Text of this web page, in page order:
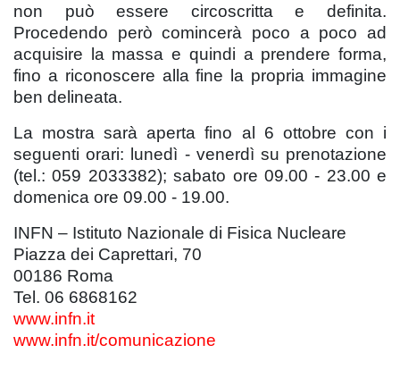
non può essere circoscritta e definita.
Procedendo però comincerà poco a poco ad
acquisire la massa e quindi a prendere forma,
fino a riconoscere alla fine la propria immagine
ben delineata.
La mostra sarà aperta fino al 6 ottobre con i
seguenti orari: lunedì - venerdì su prenotazione
(tel.: 059 2033382); sabato ore 09.00 - 23.00 e
domenica ore 09.00 - 19.00.
INFN – Istituto Nazionale di Fisica Nucleare
Piazza dei Caprettari, 70
00186 Roma
Tel. 06 6868162
www.infn.it
www.infn.it/comunicazione